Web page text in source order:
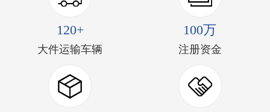
120+
大件运输车辆
100万
注册资金